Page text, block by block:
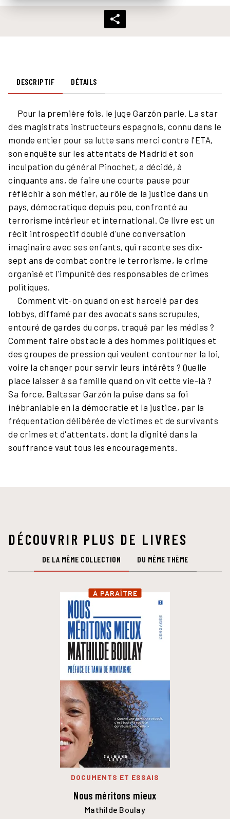
DESCRIPTIF DÉTAILS
Pour la première fois, le juge Garzón parle. La star
des magistrats instructeurs espagnols, connu dans le
monde entier pour sa lutte sans merci contre l'ETA,
son enquête sur les attentats de Madrid et son
inculpation du général Pinochet, a décidé, à
cinquante ans, de faire une courte pause pour
réfléchir à son métier, au rôle de la justice dans un
pays, démocratique depuis peu, confronté au
terrorisme intérieur et international. Ce livre est un
récit introspectif doublé d'une conversation
imaginaire avec ses enfants, qui raconte ses dix-
sept ans de combat contre le terrorisme, le crime
organisé et l'impunité des responsables de crimes
politiques.
Comment vit-on quand on est harcelé par des
lobbys, diffamé par des avocats sans scrupules,
entouré de gardes du corps, traqué par les médias ?
Comment faire obstacle à des hommes politiques et
des groupes de pression qui veulent contourner la loi,
voire la changer pour servir leurs intérêts ? Quelle
place laisser à sa famille quand on vit cette vie-là ?
Sa force, Baltasar Garzón la puise dans sa foi
inébranlable en la démocratie et la justice, par la
fréquentation délibérée de victimes et de survivants
de crimes et d'attentats, dont la dignité dans la
souffrance vaut tous les encouragements.
DÉCOUVRIR PLUS DE LIVRES
DE LA MÊME COLLECTION DU MÊME THÈME
À PARAÎTRE
DOCUMENTS ET ESSAIS
Nous méritons mieux
Mathilde Boulay